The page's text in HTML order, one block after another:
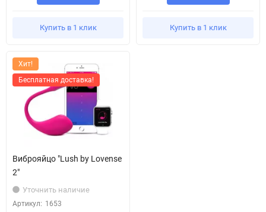
Купить в 1 клик Купить в 1 клик
Хит!
Бесплатная доставка!
Виброяйцо "Lush by Lovense
2"
Уточнить наличие
Артикул: 1653